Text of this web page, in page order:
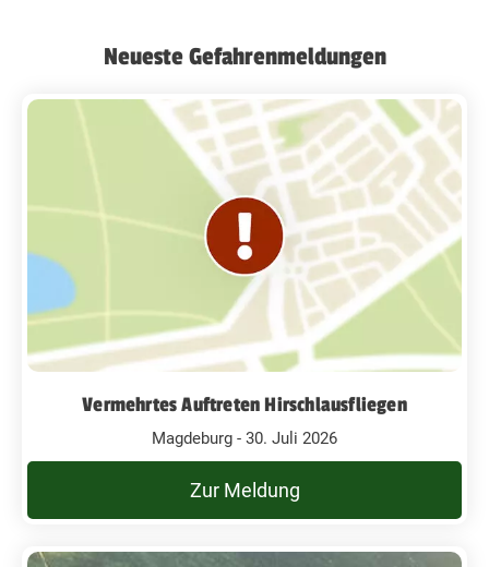
Neueste Gefahrenmeldungen
Vermehrtes Auftreten Hirschlausfliegen
Magdeburg - 30. Juli 2026
Zur Meldung